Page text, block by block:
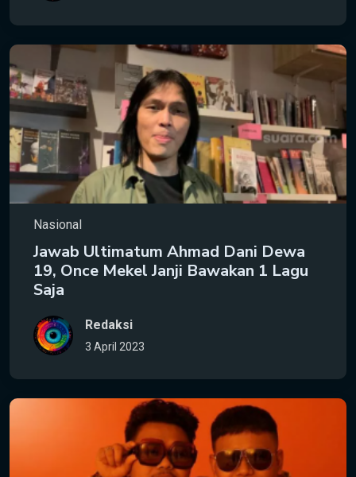
Nasional
Jawab Ultimatum Ahmad Dani Dewa
19, Once Mekel Janji Bawakan 1 Lagu
Saja
Redaksi
3 April 2023